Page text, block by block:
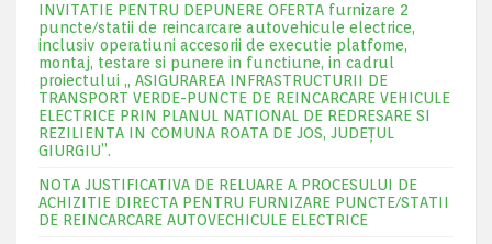
INVITATIE PENTRU DEPUNERE OFERTA furnizare 2
puncte/statii de reincarcare autovehicule electrice,
inclusiv operatiuni accesorii de executie platfome,
montaj, testare si punere in functiune, in cadrul
proiectului „ ASIGURAREA INFRASTRUCTURII DE
TRANSPORT VERDE-PUNCTE DE REINCARCARE VEHICULE
ELECTRICE PRIN PLANUL NATIONAL DE REDRESARE SI
REZILIENTA IN COMUNA ROATA DE JOS, JUDEŢUL
GIURGIU”.
NOTA JUSTIFICATIVA DE RELUARE A PROCESULUI DE
ACHIZITIE DIRECTA PENTRU FURNIZARE PUNCTE/STATII
DE REINCARCARE AUTOVECHICULE ELECTRICE